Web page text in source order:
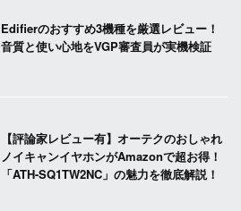
Edifierのおすすめ3機種を厳選レビュー！
音質と使い心地をVGP審査員が実機検証
【評論家レビュー有】オーテクのおしゃれ
ノイキャンイヤホンがAmazonで超お得！
「ATH-SQ1TW2NC」の魅力を徹底解説！